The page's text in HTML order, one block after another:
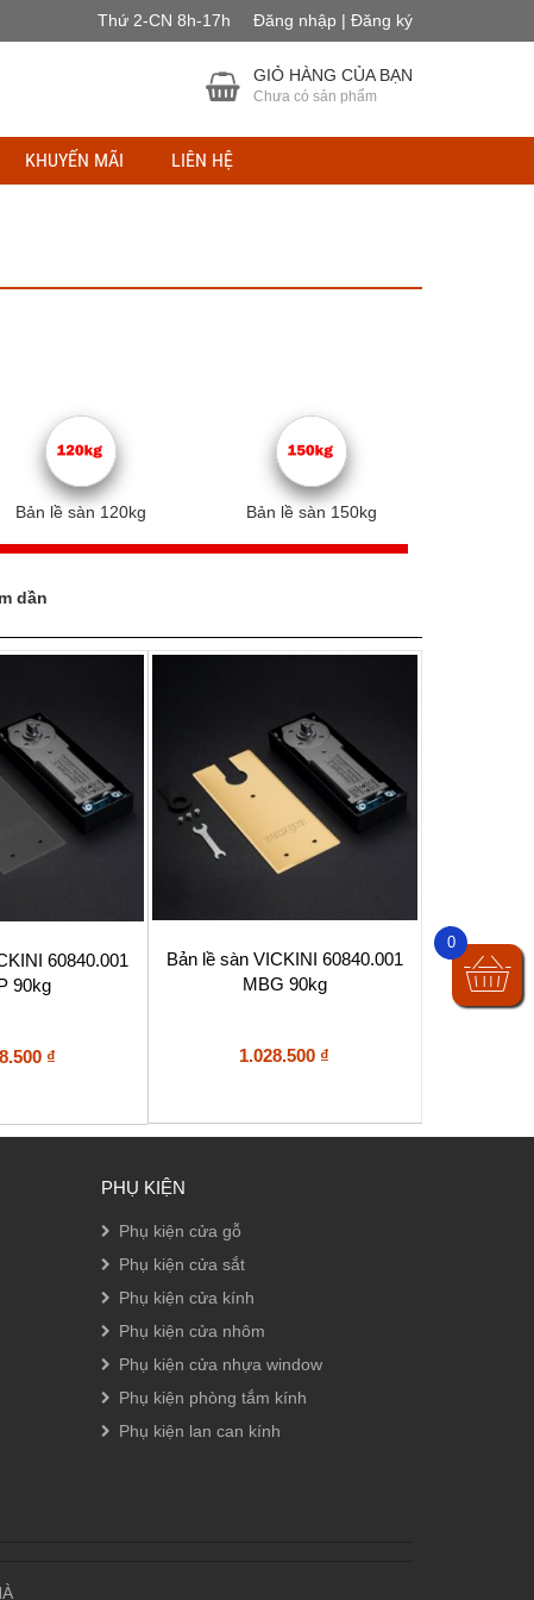
Thứ 2-CN 8h-17h Đăng nhập | Đăng ký
GIỎ HÀNG CỦA BẠN
Chưa có sản phẩm
KHUYẾN MÃI LIÊN HỆ
Bản lề sàn 120kg Bản lề sàn 150kg
dần
60840.001
90kg
₫
Bản lề sàn VICKINI 60840.001
MBG 90kg
1.028.500 ₫
PHỤ KIỆN
Phụ kiện cửa gỗ
Phụ kiện cửa sắt
Phụ kiện cửa kính
Phụ kiện cửa nhôm
Phụ kiện cửa nhựa window
Phụ kiện phòng tắm kính
Phụ kiện lan can kính
0